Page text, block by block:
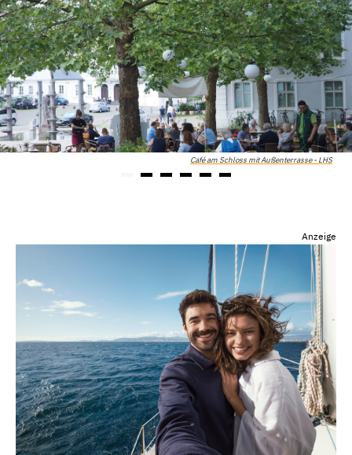
Café am Schloss mit Außenterrasse - LHS
Anzeige